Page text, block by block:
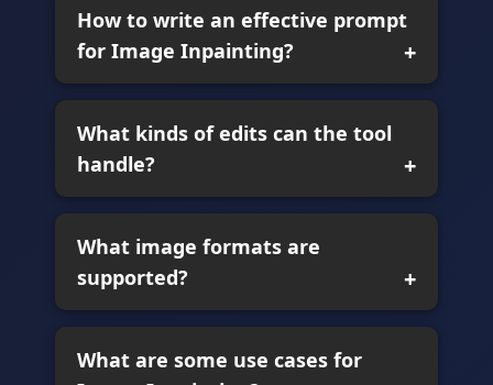
How to write an effective prompt
for Image Inpainting?
What kinds of edits can the tool
handle?
What image formats are
supported?
What are some use cases for